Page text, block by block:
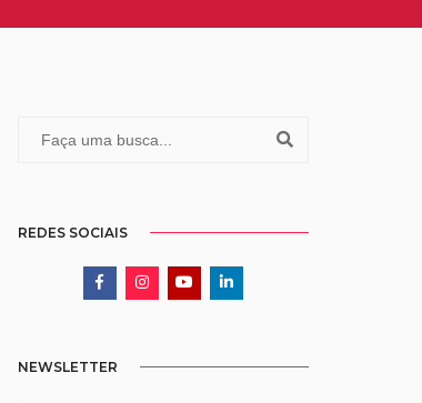
REDES SOCIAIS
NEWSLETTER